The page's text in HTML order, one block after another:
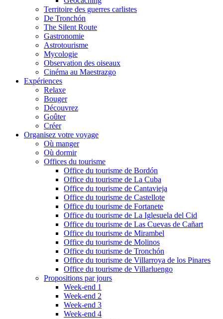
Territoire des guerres carlistes
De Tronchón
The Silent Route
Gastronomie
Astrotourisme
Mycologie
Observation des oiseaux
Cinéma au Maestrazgo
Expériences
Relaxe
Bouger
Découvrez
Goûter
Créer
Organisez votre voyage
Où manger
Où dormir
Offices du tourisme
Office du tourisme de Bordón
Office du tourisme de La Cuba
Office du tourisme de Cantavieja
Office du tourisme de Castellote
Office du tourisme de Fortanete
Office du tourisme de La Iglesuela del Cid
Office du tourisme de Las Cuevas de Cañart
Office du tourisme de Mirambel
Office du tourisme de Molinos
Office du tourisme de Tronchón
Office du tourisme de Villarroya de los Pinares
Office du tourisme de Villarluengo
Propositions par jours
Week-end 1
Week-end 2
Week-end 3
Week-end 4